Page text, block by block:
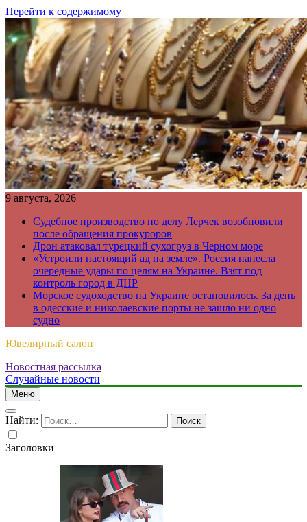
Перейти к содержимому
9 августа, 2026
Судебное производство по делу Лерчек возобновили
после обращения прокуроров
Дрон атаковал турецкий сухогруз в Черном море
«Устроили настоящий ад на земле». Россия нанесла
очередные удары по целям на Украине. Взят под
контроль город в ДНР
Морское судоходство на Украине остановилось. За день
в одесские и николаевские порты не зашло ни одно
судно
Ювелирный салон
Новостная рассылка
Случайные новости
Меню
Найти:
Заголовки